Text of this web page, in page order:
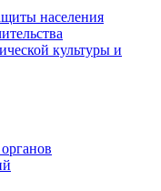
населения
культуры и